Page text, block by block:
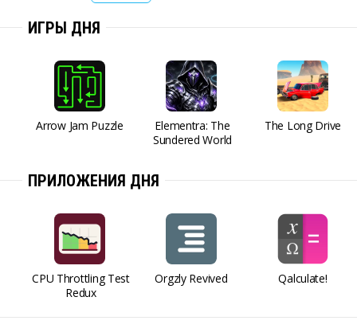
ИГРЫ ДНЯ
Arrow Jam Puzzle
Elementra: The
Sundered World
The Long Drive
ПРИЛОЖЕНИЯ ДНЯ
CPU Throttling Test
Redux
Orgzly Revived Qalculate!